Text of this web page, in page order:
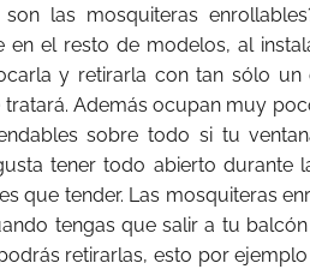
son las mosquiteras
en el resto de modelos, al
y retirarla con tan sólo
tratará. Además ocupan muy
sobre todo si tu
tener todo abierto durante
que tender. Las mosquiteras
tengas que salir a tu
retirarlas, esto por